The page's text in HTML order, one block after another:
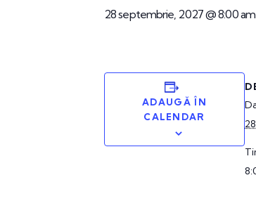
28 septembrie, 2027 @ 8:00 am
ADAUGĂ ÎN
CALENDAR